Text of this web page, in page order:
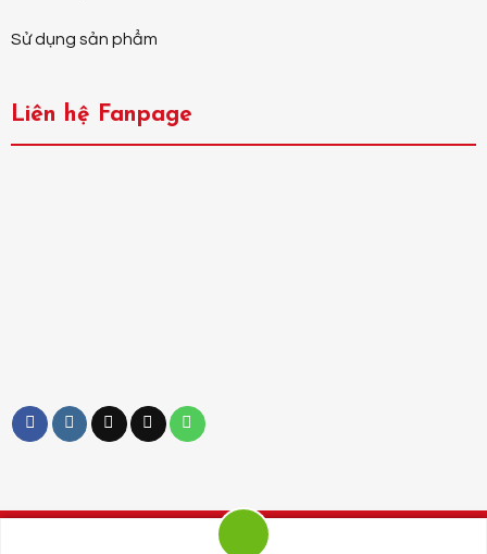
Sử dụng sản phẩm
Liên hệ Fanpage
Copyright © Hoa Nghiêm